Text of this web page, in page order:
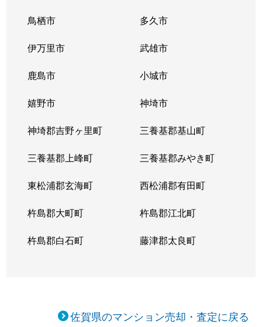
鳥栖市 多久市
伊万里市 武雄市
鹿島市 小城市
嬉野市 神埼市
神埼郡吉野ヶ里町 三養基郡基山町
三養基郡上峰町 三養基郡みやき町
東松浦郡玄海町 西松浦郡有田町
杵島郡大町町 杵島郡江北町
杵島郡白石町 藤津郡太良町
佐賀県のマンション売却・査定に戻る